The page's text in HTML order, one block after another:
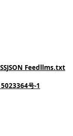
JSON Feedllms.txt
号-1